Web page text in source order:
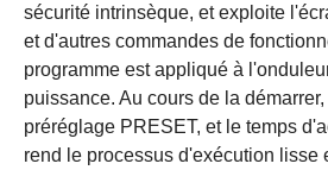
sécurité intrinsèque, et exploite
et d'autres commandes de
programme est appliqué à
puissance. Au cours de la
préréglage PRESET, et le temps
rend le processus d'exécution lisse